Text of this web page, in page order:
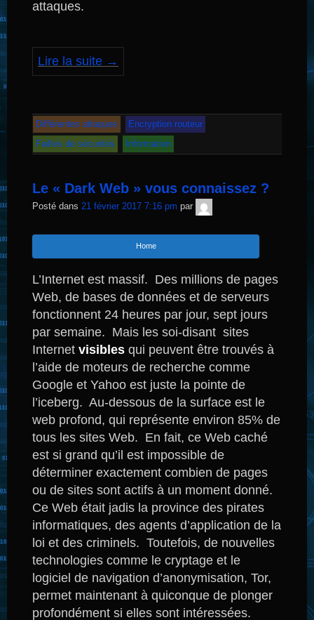
attaques.
Lire la suite →
Différentes attaques
Encryption routeur
Failles de sécurités
Information
Le « Dark Web » vous connaissez ?
Posté dans 21 février 2017 7:16 pm par
Sécurité
Home
L’Internet est massif. Des millions de pages
Web, de bases de données et de serveurs
fonctionnent 24 heures par jour, sept jours
par semaine. Mais les soi-disant sites
Internet visibles qui peuvent être trouvés à
l’aide de moteurs de recherche comme
Google et Yahoo est juste la pointe de
l’iceberg. Au-dessous de la surface est le
web profond, qui représente environ 85% de
tous les sites Web. En fait, ce Web caché
est si grand qu’il est impossible de
déterminer exactement combien de pages
ou de sites sont actifs à un moment donné.
Ce Web était jadis la province des pirates
informatiques, des agents d’application de la
loi et des criminels. Toutefois, de nouvelles
technologies comme le cryptage et le
logiciel de navigation d’anonymisation, Tor,
permet maintenant à quiconque de plonger
profondément si elles sont intéressées.